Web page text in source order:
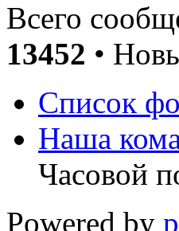
Всего
13452 •
Список
Наша
Часовой
Powered by